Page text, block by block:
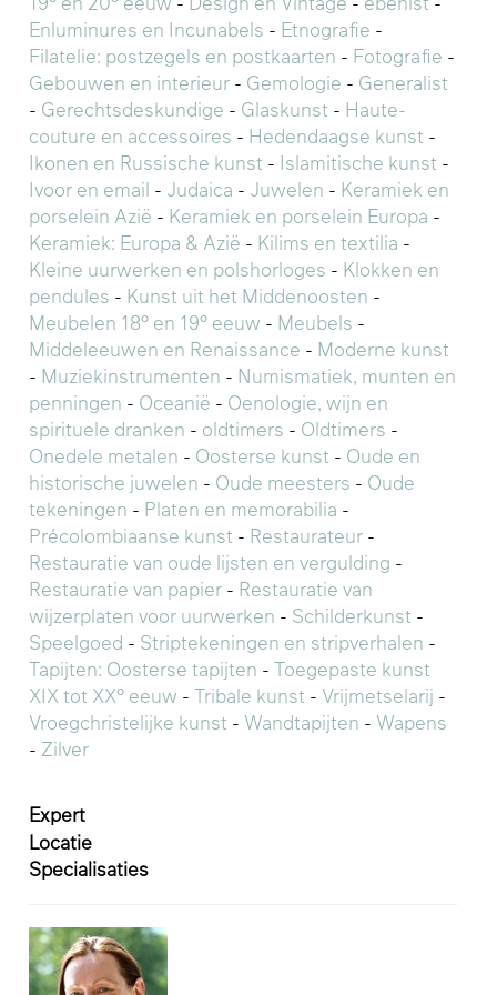
Enluminures en Incunabels - Etnografie -
Filatelie: postzegels en postkaarten - Fotografie -
Gebouwen en interieur - Gemologie - Generalist
- Gerechtsdeskundige - Glaskunst - Haute-
couture en accessoires - Hedendaagse kunst -
Ikonen en Russische kunst - Islamitische kunst -
Ivoor en email - Judaica - Juwelen - Keramiek en
porselein Azië - Keramiek en porselein Europa -
Keramiek: Europa & Azië - Kilims en textilia -
Kleine uurwerken en polshorloges - Klokken en
pendules - Kunst uit het Middenoosten -
Meubelen 18° en 19° eeuw - Meubels -
Middeleeuwen en Renaissance - Moderne kunst
- Muziekinstrumenten - Numismatiek, munten en
penningen - Oceanië - Oenologie, wijn en
spirituele dranken - oldtimers - Oldtimers -
Onedele metalen - Oosterse kunst - Oude en
historische juwelen - Oude meesters - Oude
tekeningen - Platen en memorabilia -
Précolombiaanse kunst - Restaurateur -
Restauratie van oude lijsten en vergulding -
Restauratie van papier - Restauratie van
wijzerplaten voor uurwerken - Schilderkunst -
Speelgoed - Striptekeningen en stripverhalen -
Tapijten: Oosterse tapijten - Toegepaste kunst
XIX tot XX° eeuw - Tribale kunst - Vrijmetselarij -
Vroegchristelijke kunst - Wandtapijten - Wapens
- Zilver
Expert
Locatie
Specialisaties